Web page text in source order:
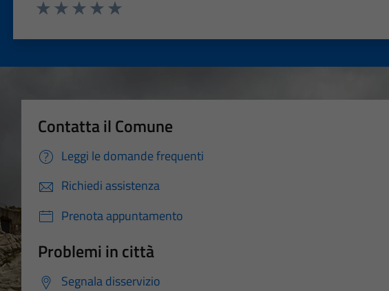
Contatta il Comune
Leggi le domande frequenti
Richiedi assistenza
Prenota appuntamento
Problemi in città
Segnala disservizio